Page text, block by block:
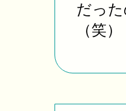
だっ
（笑